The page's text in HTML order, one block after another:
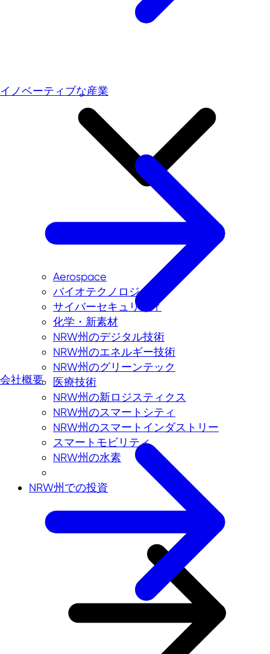
Aerospace
バイオテクノロジー
サイバーセキュリティ
化学・新素材
NRW州のデジタル技術
NRW州のエネルギー技術
NRW州のグリーンテック
医療技術
NRW州の新ロジスティクス
NRW州のスマートシティ
NRW州のスマートインダストリー
スマートモビリティ
NRW州の水素
NRW州での投資
イノベーティブな産業
会社概要